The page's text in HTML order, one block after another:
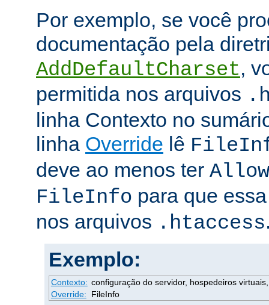
Por exemplo, se você
documentação pela
AddDefaultCharset,
permitida nos arquivos
linha Contexto no
linha Override lê
deve ao menos ter
FileInfo para que
nos arquivos .htaccess
Exemplo:
Contexto: configuração do servidor, hospedeiros
Override:
FileInfo